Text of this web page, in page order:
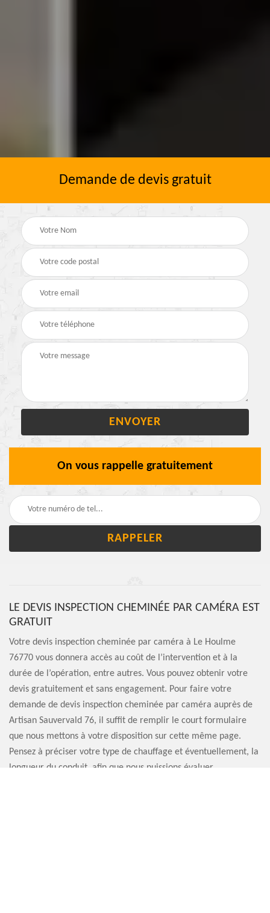
Demande de devis gratuit
On vous rappelle gratuitement
LE DEVIS INSPECTION CHEMINÉE PAR CAMÉRA EST
GRATUIT
Votre devis inspection cheminée par caméra à Le Houlme
76770 vous donnera accès au coût de l’intervention et à la
durée de l’opération, entre autres. Vous pouvez obtenir votre
devis gratuitement et sans engagement. Pour faire votre
demande de devis inspection cheminée par caméra auprès de
Artisan Sauvervald 76, il suffit de remplir le court formulaire
que nous mettons à votre disposition sur cette même page.
Pensez à préciser votre type de chauffage et éventuellement, la
longueur du conduit, afin que nous puissions évaluer